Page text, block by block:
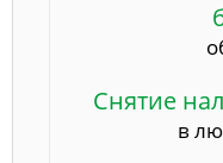
Снятие
в